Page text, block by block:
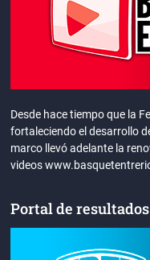
Desde hace tiempo que la
fortaleciendo el desarrollo
marco llevó adelante la
videos
Portal de resultados